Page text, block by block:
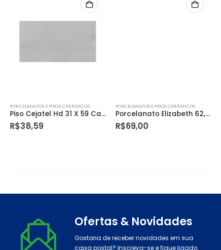
PORCELANATOS E PISOS CERÂMICOS
Piso Cejatel Hd 31 X 59 Carvalho
R$38,59
PORCELANATOS E PISOS CERÂMICOS
Porcelanato Elizabeth 62,5×62,5 Quartzita Gray
R$69,00
Ofertas & Novidades
Gostaria de receber novidades em sua
caixa postal? Inscreva-se e fique ligado.